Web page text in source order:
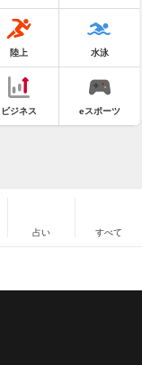
陸上 水泳
ビジネス eスポーツ
占い すべて